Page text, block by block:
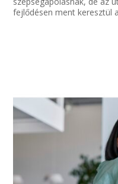
fejlődésen ment keresztül